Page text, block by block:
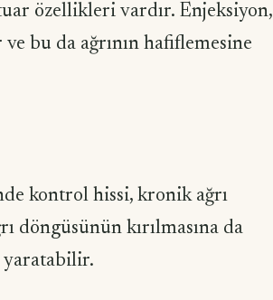
özellikleri vardır. Enjeksiyon,
bu da ağrının hafiflemesine
kontrol hissi, kronik ağrı
döngüsünün kırılmasına da
yaratabilir.